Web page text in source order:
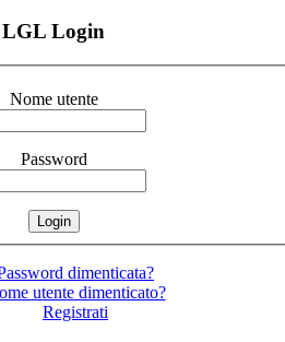
LGL Login
Nome utente
Password
dimenticata?
utente dimenticato?
Registrati